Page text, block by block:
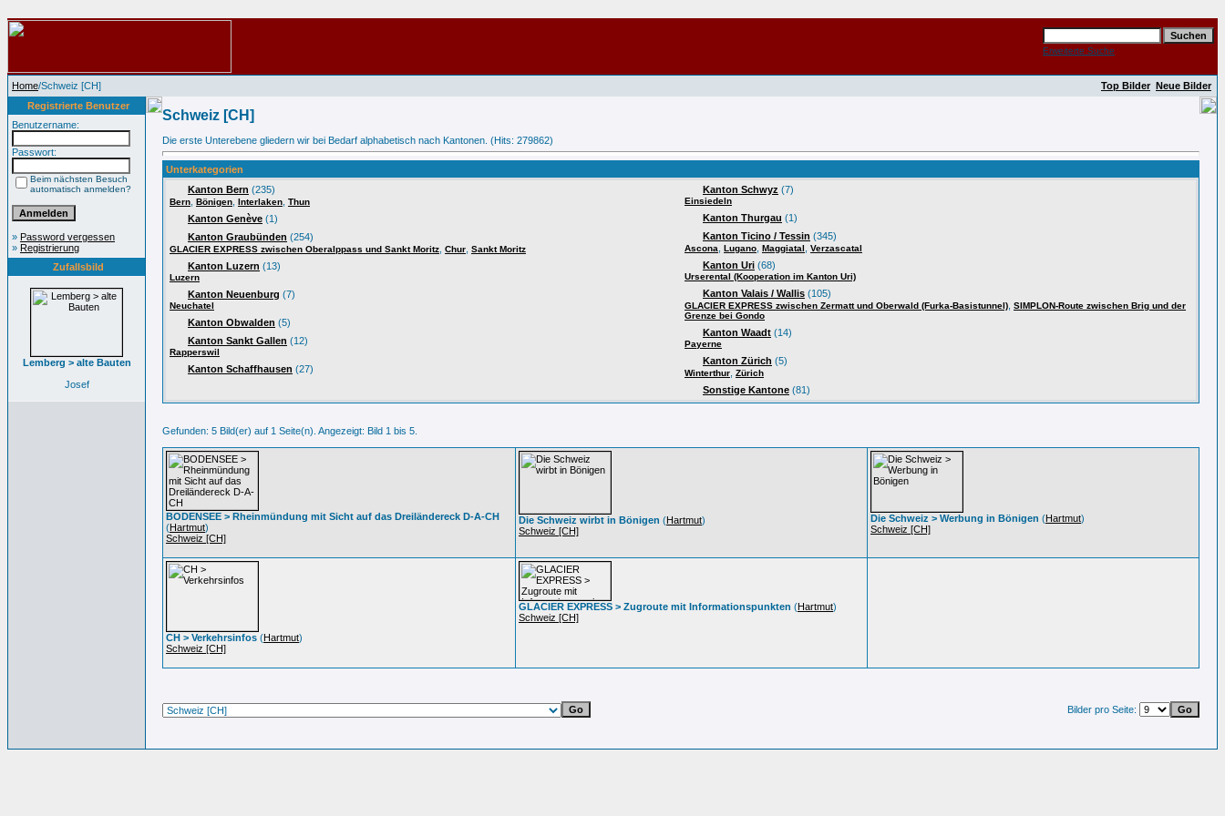
Erweiterte Suche
Home/Schweiz [CH] Top Bilder Neue Bilder
Registrierte Benutzer
Benutzername:
Passwort:
Beim nächsten Besuch
automatisch anmelden?
» Password vergessen
» Registrierung
Zufallsbild
Lemberg > alte Bauten
Josef
Schweiz [CH]
Die erste Unterebene gliedern wir bei Bedarf alphabetisch nach Kantonen. (Hits: 279862)
Unterkategorien
Kanton Bern (235)
Bern Bönigen Interlaken Thun
Kanton Genève (1)
Kanton Graubünden (254)
GLACIER EXPRESS zwischen Oberalppass und Sankt Moritz Chur Sankt Moritz
Kanton Luzern (13)
Luzern
Kanton Neuenburg (7)
Neuchatel
Kanton Obwalden (5)
Kanton Sankt Gallen (12)
Rapperswil
Kanton Schaffhausen (27)
Kanton Schwyz (7)
Einsiedeln
Kanton Thurgau (1)
Kanton Ticino / Tessin (345)
Ascona Lugano Maggiatal Verzascatal
Kanton Uri (68)
Urserental (Kooperation im Kanton Uri)
Kanton Valais / Wallis (105)
GLACIER EXPRESS zwischen Zermatt und Oberwald (Furka-Basistunnel) SIMPLON-Route zwischen Brig und der
Grenze bei Gondo
Kanton Waadt (14)
Payerne
Kanton Zürich (5)
Winterthur Zürich
Sonstige Kantone (81)
Gefunden: 5 Bild(er) auf 1 Seite(n). Angezeigt: Bild 1 bis 5.
BODENSEE > Rheinmündung mit Sicht auf das Dreiländereck D-A-CH
(Hartmut)
Schweiz [CH]
Die Schweiz wirbt in Bönigen (Hartmut)
Schweiz [CH]
Die Schweiz > Werbung in Bönigen (Hartmut)
Schweiz [CH]
CH > Verkehrsinfos (Hartmut)
Schweiz [CH]
GLACIER EXPRESS > Zugroute mit Informationspunkten (Hartmut)
Schweiz [CH]
Bilder pro Seite: